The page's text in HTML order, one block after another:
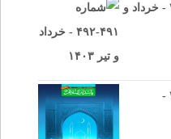
شماره ۴۹۱-۴۹۲ - خرداد و
شماره ۴۸۹-۴۹۰ -